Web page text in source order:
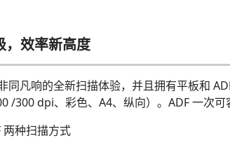
，效率新高度
同凡响的全新扫描体验，并且拥有平板和
/300 dpi、彩色、A4、纵向）。ADF 一次可
两种扫描方式